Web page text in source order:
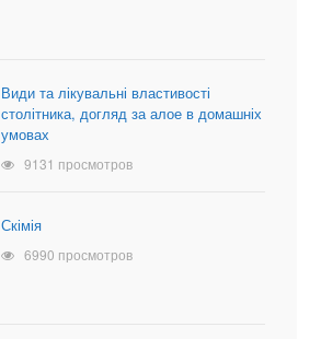
Види та лікувальні властивості
столітника, догляд за алое в домашніх
умовах
9131 просмотров
Скімія
6990 просмотров